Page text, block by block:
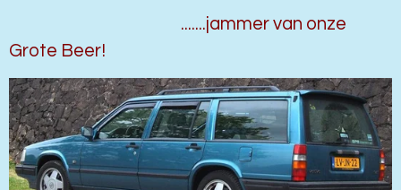
.......jammer van onze
Grote Beer!